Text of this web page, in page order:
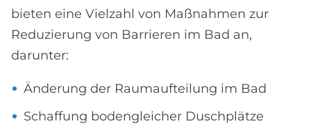
bieten eine Vielzahl von Maßnahmen zur
Reduzierung von Barrieren im Bad an,
darunter:
Änderung der Raumaufteilung im Bad
Schaffung bodengleicher Duschplätze